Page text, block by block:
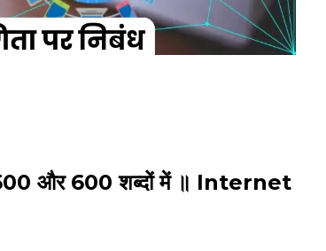
500 और 600 शब्दों में ॥ Internet